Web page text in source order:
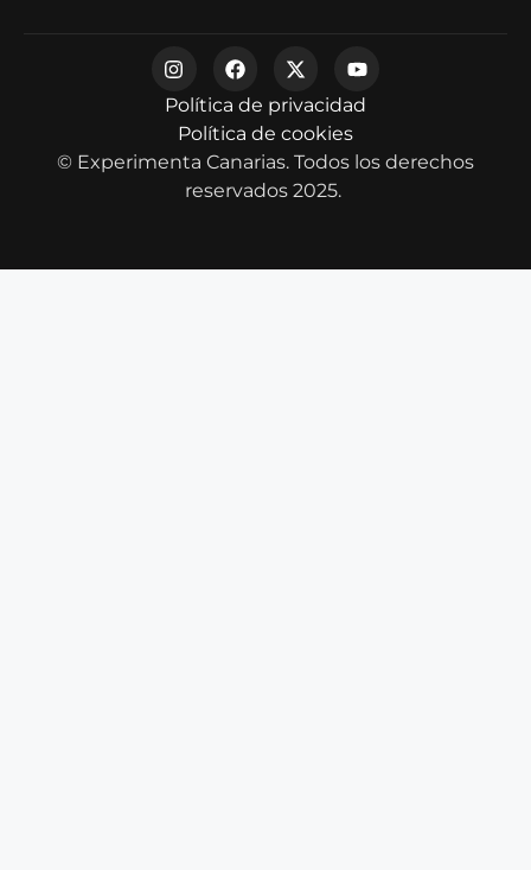
© Experimenta Canarias. Todos los derechos
reservados 2025.
Política de privacidad
Política de cookies